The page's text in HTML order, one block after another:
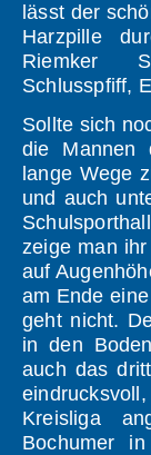
lässt der
Harzpille
Riemker
Schlusspfiff,
Sollte sich
die Mannen
lange Wege
und auch
zeige man
auf
am Ende
geht nicht.
in den
auch das
Kreisliga
Bochumer